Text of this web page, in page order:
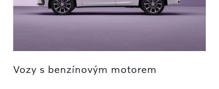
Vozy s benzínovým motorem